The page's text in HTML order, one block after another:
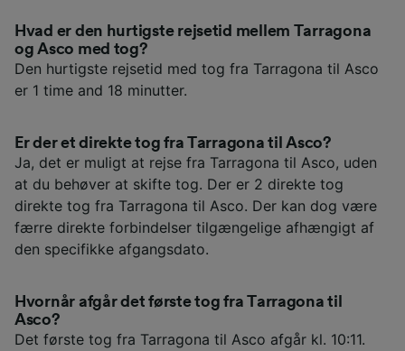
Hvad er den hurtigste rejsetid mellem Tarragona
og Asco med tog?
Den hurtigste rejsetid med tog fra Tarragona til Asco
er 1 time and 18 minutter.
Er der et direkte tog fra Tarragona til Asco?
Ja, det er muligt at rejse fra Tarragona til Asco, uden
at du behøver at skifte tog. Der er 2 direkte tog
direkte tog fra Tarragona til Asco. Der kan dog være
færre direkte forbindelser tilgængelige afhængigt af
den specifikke afgangsdato.
Hvornår afgår det første tog fra Tarragona til
Asco?
Det første tog fra Tarragona til Asco afgår kl. 10:11.